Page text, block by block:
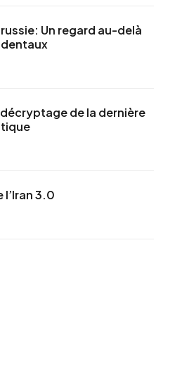
Un regard au-delà
de la dernière
l’Iran 3.0